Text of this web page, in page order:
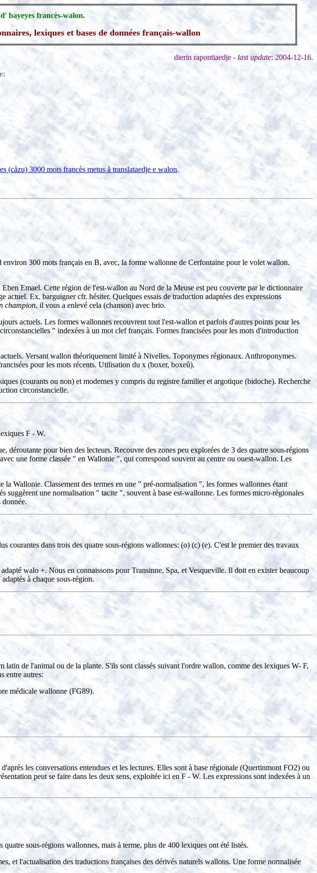
bayeyes francès-walon.
lexiques et bases de données français-wallon
dierin rapontiaedje - last update: 2004-12-16.
(cåzu) 3000 mots francès metus å translataedje e walon.
300 mots français en B, avec, la forme wallonne de Cerfontaine pour le volet wallon.
Emael. Cette région de l'est-wallon au Nord de la Meuse est peu couverte par le dictionnaire
Ex. barguigner cfr. hésiter. Quelques essais de traduction adaptées des expressions
champion, il vous a enlevé cela (chanson) avec brio.
actuels. Les formes wallonnes recouvrent tout l'est-wallon et parfois d'autres points pour les
" indexées à un mot clef français. Formes francisées pour les mots d'introduction
Versant wallon théoriquement limité à Nivelles. Toponymes régionaux. Anthroponymes.
pour les mots récents. Utilisation du x (boxer, boxeû).
(courants ou non) et modernes y compris du registre familier et argotique (bidoche). Recherche
circonstancielle.
F - W.
pour bien des lecteurs. Recouvre des zones peu explorées de 3 des quatre sous-régions
une forme classée " en Wallonie ", qui correspond souvent au centre ou ouest-wallon. Les
Wallonie. Classement des termes en une " pré-normalisation ", les formes wallonnes étant
suggèrent une normalisation " tacite ", souvent à base est-wallonne. Les formes micro-régionales
dans trois des quatre sous-régions wallonnes: (o) (c) (e). C'est le premier des travaux
walo +. Nous en connaissons pour Transinne, Spa, et Vesqueville. Il doit en exister beaucoup
à chaque sous-région.
de l'animal ou de la plante. S'ils sont classés suivant l'ordre wallon, comme des lexiques W- F,
entre autres:
médicale wallonne (FG89).
les conversations entendues et les lectures. Elles sont à base régionale (Quertinmont FO2) ou
peut se faire dans les deux sens, exploitée ici en F - W. Les expressions sont indexées à un
sous-régions wallonnes, mais à terme, plus de 400 lexiques ont été listés.
et l'actualisation des traductions françaises des dérivés naturels wallons. Une forme normalisée